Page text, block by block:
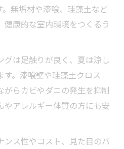
無垢材や漆喰、珪藻土など
健康的な室内環境をつくるう
グは足触りが良く、夏は涼し
。漆喰壁や珪藻土クロス
がらカビやダニの発生を抑制
やアレルギー体質の方にも安
ンス性やコスト、見た目のバ